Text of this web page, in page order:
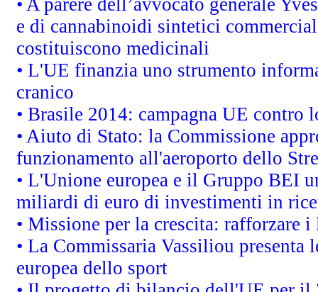
e di cannabinoidi sintetici
costituiscono medicinali
• L'UE finanzia uno strumento
cranico
• Brasile 2014: campagna UE contro
• Aiuto di Stato: la Commissione
funzionamento all'aeroporto dello
• L'Unione europea e il Gruppo BEI
miliardi di euro di investimenti in
• Missione per la crescita: rafforzare
• La Commissaria Vassiliou
europea dello sport